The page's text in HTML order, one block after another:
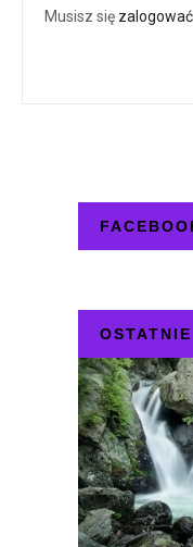
Musisz się zalogować
OSTATNIE